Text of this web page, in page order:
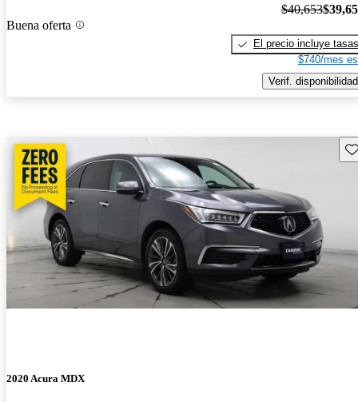
Buena oferta
$40,653
El precio incluye tasas
$740/mes
Verif. disponibilidad
2020 Acura MDX